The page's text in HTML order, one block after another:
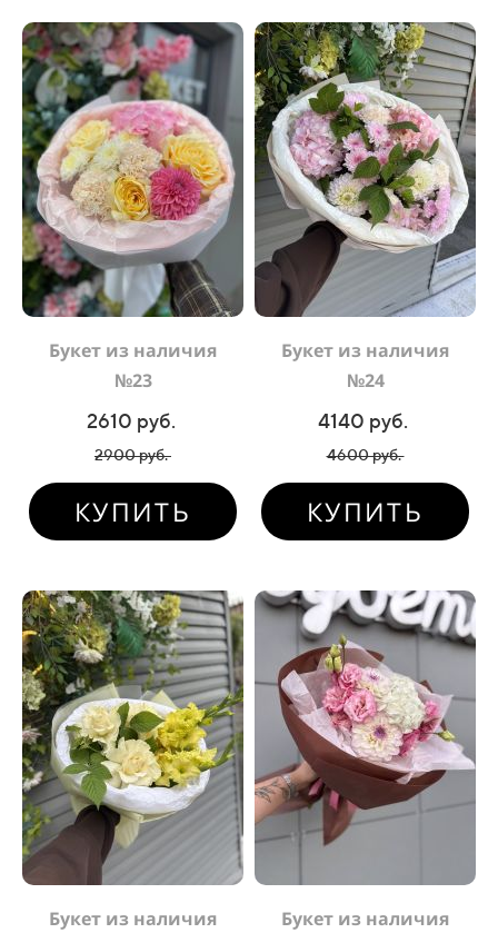
Букет из наличия
№23
2610 руб.
2900 руб.
КУПИТЬ
Букет из наличия
№24
4140 руб.
4600 руб.
КУПИТЬ
Букет из наличия
Букет из наличия